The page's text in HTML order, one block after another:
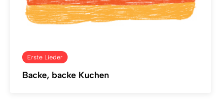
Erste Lieder
Backe, backe Kuchen